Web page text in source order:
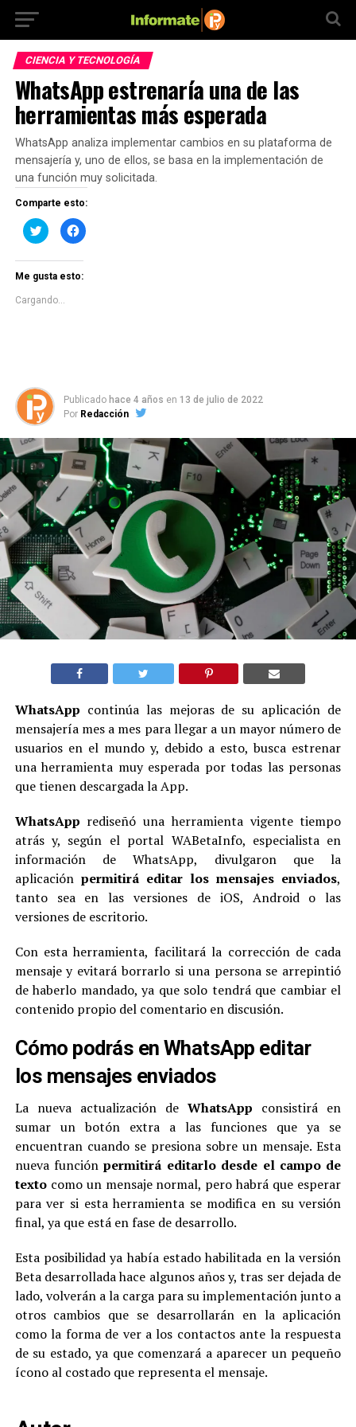
CIENCIA Y TECNOLOGÍA
WhatsApp estrenaría una de las
herramientas más esperada
WhatsApp analiza implementar cambios en su plataforma de
mensajería y, uno de ellos, se basa en la implementación de
una función muy solicitada.
Comparte esto:
Haz
clic
Twitter
abre
en
Haz
clic
Facebook
Me gusta esto:
Cargando...
Publicado hace 4 años en 13 de julio de 2022
Por Redacción
WhatsApp continúa las mejoras de su aplicación de
mensajería mes a mes para llegar a un mayor número de
usuarios en el mundo y, debido a esto, busca estrenar
una herramienta muy esperada por todas las personas
que tienen descargada la App.
WhatsApp rediseñó una herramienta vigente tiempo
atrás y, según el portal WABetaInfo, especialista en
información de WhatsApp, divulgaron que la
aplicación permitirá editar los mensajes enviados,
tanto sea en las versiones de iOS, Android o las
versiones de escritorio.
Con esta herramienta, facilitará la corrección de cada
mensaje y evitará borrarlo si una persona se arrepintió
de haberlo mandado, ya que solo tendrá que cambiar el
contenido propio del comentario en discusión.
Cómo podrás en WhatsApp editar
los mensajes enviados
La nueva actualización deWhatsApp consistirá en
sumar un botón extra a las funciones que ya se
encuentran cuando se presiona sobre un mensaje. Esta
nueva funciónpermitirá editarlo desde el campo de
textocomo un mensaje normal, pero habrá que esperar
para ver si esta herramienta se modifica en su versión
final, ya que está en fase de desarrollo.
Esta posibilidad ya había estado habilitada en la versión
Beta desarrollada hace algunos años y, tras ser dejada de
lado, volverán a la carga para su implementación junto a
otros cambios que se desarrollarán en la aplicación
como la forma de ver a los contactos ante la respuesta
de su estado, ya que comenzará a aparecer un pequeño
ícono al costado que representa el mensaje.